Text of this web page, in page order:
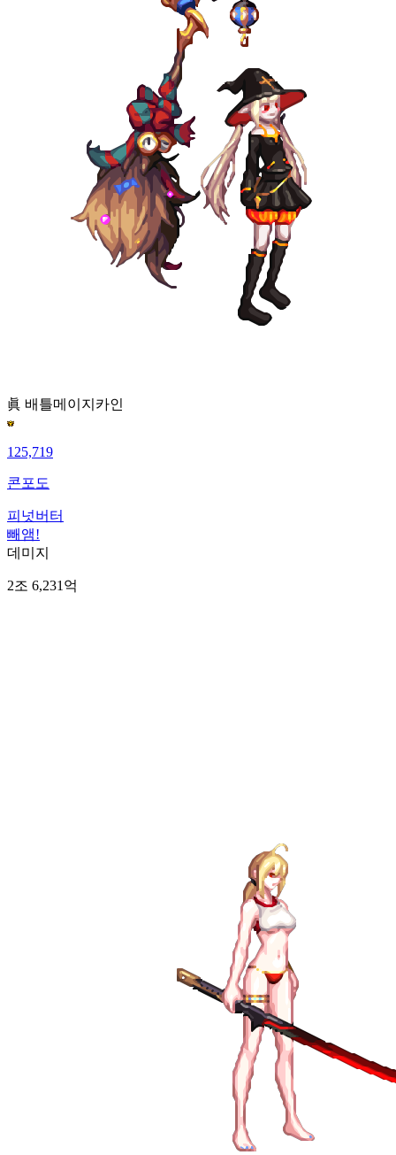
眞 배틀메이지 카인
125,719
콘포도
피넛버터
빼앰!
데미지
2조 6,231억